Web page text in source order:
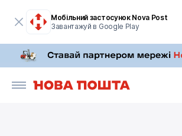
Мобільний застосунок Nova Post
Завантажуй в Google Play